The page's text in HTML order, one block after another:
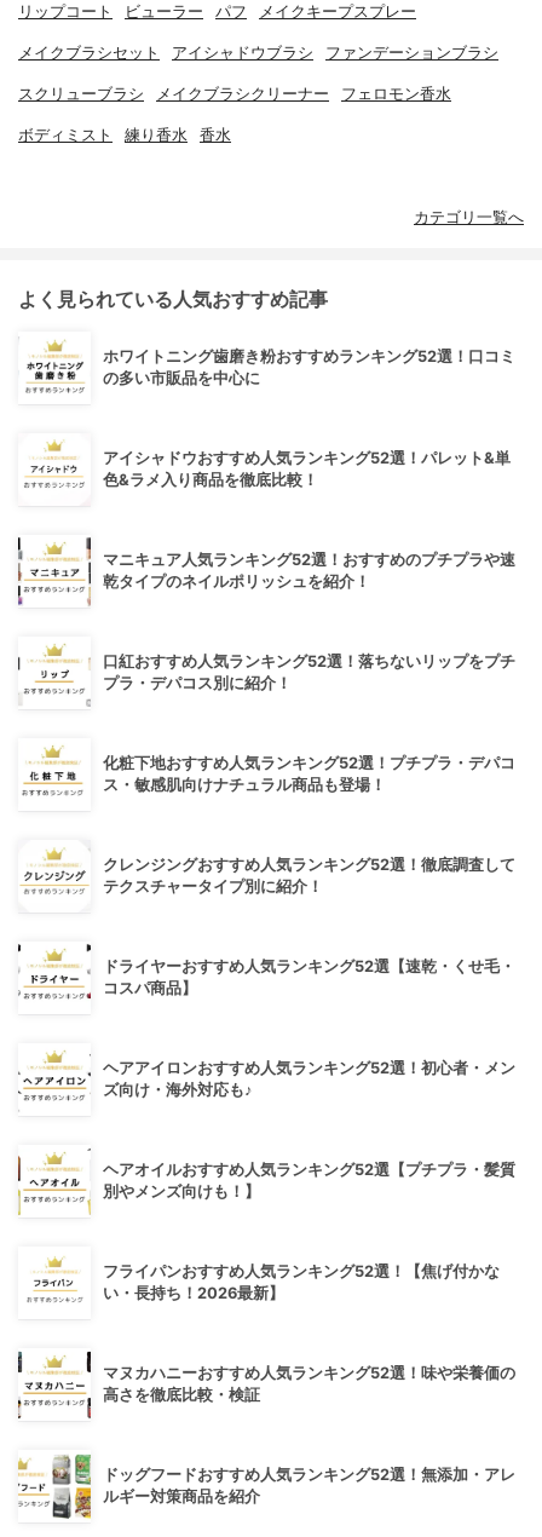
リップコート ビューラー パフ メイクキープスプレー
メイクブラシセット アイシャドウブラシ ファンデーションブラシ
スクリューブラシ メイクブラシクリーナー フェロモン香水
ボディミスト 練り香水 香水
カテゴリ一覧へ
よく見られている人気おすすめ記事
ホワイトニング歯磨き粉おすすめランキング52選！口コミ
の多い市販品を中心に
アイシャドウおすすめ人気ランキング52選！パレット&単
色&ラメ入り商品を徹底比較！
マニキュア人気ランキング52選！おすすめのプチプラや速
乾タイプのネイルポリッシュを紹介！
口紅おすすめ人気ランキング52選！落ちないリップをプチ
プラ・デパコス別に紹介！
化粧下地おすすめ人気ランキング52選！プチプラ・デパコ
ス・敏感肌向けナチュラル商品も登場！
クレンジングおすすめ人気ランキング52選！徹底調査して
テクスチャータイプ別に紹介！
ドライヤーおすすめ人気ランキング52選【速乾・くせ毛・
コスパ商品】
ヘアアイロンおすすめ人気ランキング52選！初心者・メン
ズ向け・海外対応も♪
ヘアオイルおすすめ人気ランキング52選【プチプラ・髪質
別やメンズ向けも！】
フライパンおすすめ人気ランキング52選！【焦げ付かな
い・長持ち！2026最新】
マヌカハニーおすすめ人気ランキング52選！味や栄養価の
高さを徹底比較・検証
ドッグフードおすすめ人気ランキング52選！無添加・アレ
ルギー対策商品を紹介